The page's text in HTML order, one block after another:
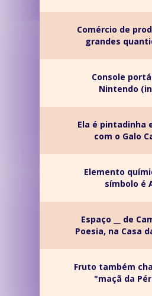
Comércio de
grandes
Console
Nintendo
Ela é pintadinha
com o Galo
Elemento
símbolo é
Espaço __ de
Poesia, na Casa
Fruto também
"maçã da